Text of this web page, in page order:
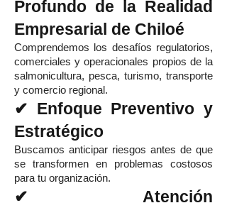
Profundo de la Realidad
Empresarial de Chiloé
Comprendemos los desafíos regulatorios,
comerciales y operacionales propios de la
salmonicultura, pesca, turismo, transporte
y comercio regional.
✔ Enfoque Preventivo y
Estratégico
Buscamos anticipar riesgos antes de que
se transformen en problemas costosos
para tu organización.
✔ Atención